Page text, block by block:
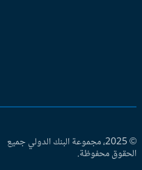
© 2025، مجموعة البنك الدولي جميع
محفوظة.